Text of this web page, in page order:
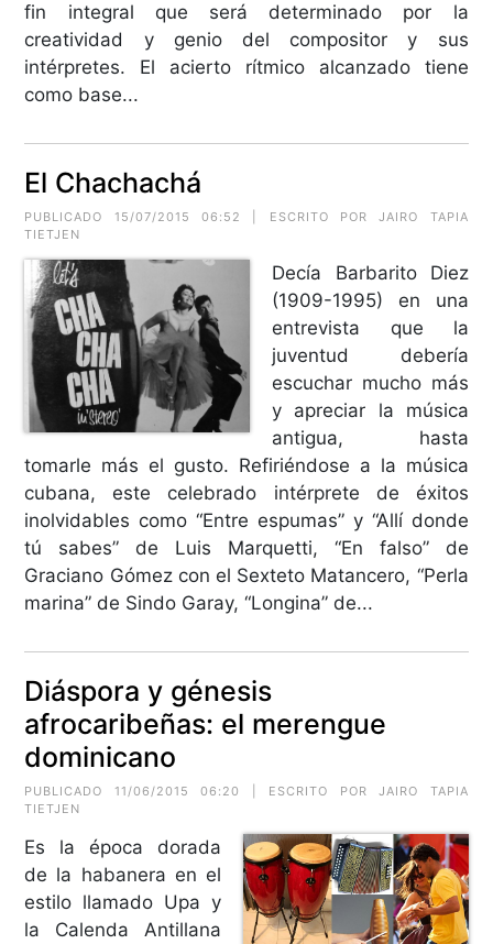
fin integral que será determinado por la
creatividad y genio del compositor y sus
intérpretes. El acierto rítmico alcanzado tiene
como base...
El Chachachá
PUBLICADO 15/07/2015 06:52 | ESCRITO POR JAIRO TAPIA
TIETJEN
Decía Barbarito Diez
(1909-1995) en una
entrevista que la
juventud debería
escuchar mucho más
y apreciar la música
antigua, hasta
tomarle más el gusto. Refiriéndose a la música
cubana, este celebrado intérprete de éxitos
inolvidables como “Entre espumas” y “Allí donde
tú sabes” de Luis Marquetti, “En falso” de
Graciano Gómez con el Sexteto Matancero, “Perla
marina” de Sindo Garay, “Longina” de...
Diáspora y génesis
afrocaribeñas: el merengue
dominicano
PUBLICADO 11/06/2015 06:20 | ESCRITO POR JAIRO TAPIA
TIETJEN
Es la época dorada
de la habanera en el
estilo llamado Upa y
la Calenda Antillana